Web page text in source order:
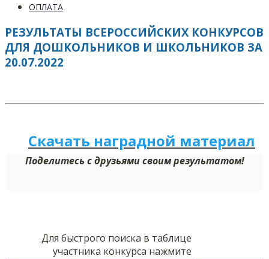
ОПЛАТА
РЕЗУЛЬТАТЫ ВСЕРОССИЙСКИХ КОНКУРСОВ
ДЛЯ ДОШКОЛЬНИКОВ И ШКОЛЬНИКОВ ЗА
20.07.2022
Скачать наградной материал
Поделитесь с друзьями своим результатом!
Для быстрого поиска в таблице
участника конкурса нажмите